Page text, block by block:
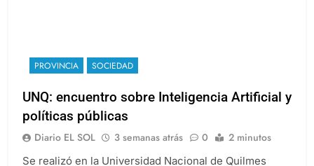
PROVINCIA SOCIEDAD
UNQ: encuentro sobre Inteligencia Artificial y
políticas públicas
Diario EL SOL 3 semanas atrás 0 2 minutos
Se realizó en la Universidad Nacional de Quilmes